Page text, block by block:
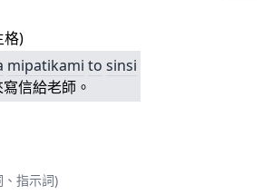
格)
mipatikami to sinsi
信給老師。
指示詞)